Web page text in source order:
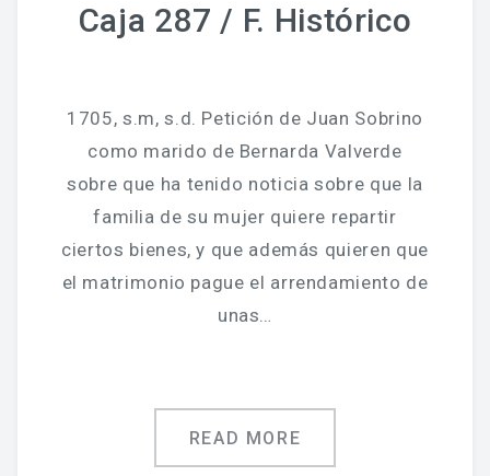
Jornadas De Historia Local
Vídeos De Jornadas De Historia Local
Memorias Vivas
Estudios De Historia Y Patrimonio
Estudios Socioeconómicos
Caja 287 / F. Histórico
1705, s.m, s.d. Petición de Juan Sobrino
como marido de Bernarda Valverde
sobre que ha tenido noticia sobre que la
familia de su mujer quiere repartir
ciertos bienes, y que además quieren que
el matrimonio pague el arrendamiento de
unas…
READ MORE